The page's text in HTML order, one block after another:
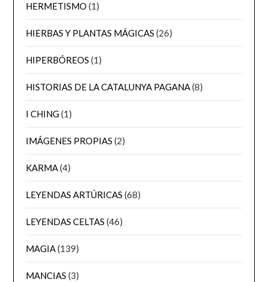
HERMETISMO (1)
HIERBAS Y PLANTAS MÁGICAS (26)
HIPERBÓREOS (1)
HISTORIAS DE LA CATALUNYA PAGANA(8)
I CHING(1)
IMÁGENES PROPIAS (2)
KARMA(4)
LEYENDAS ARTÚRICAS (68)
LEYENDAS CELTAS (46)
MAGIA(139)
MANCIAS (3)